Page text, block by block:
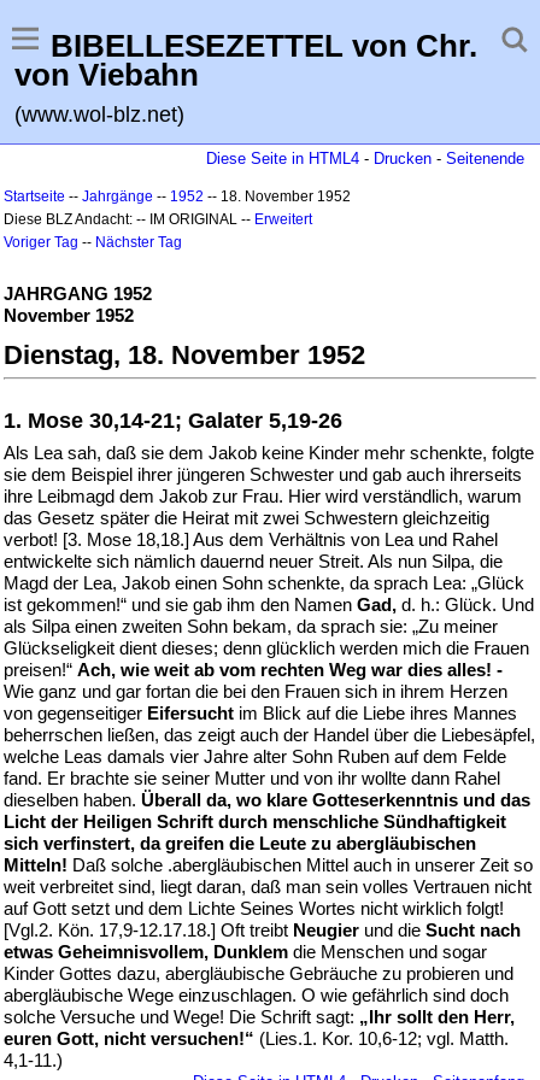
BIBELLESEZETTEL von Chr.
von Viebahn
(www.wol-blz.net)
Diese Seite in HTML4 - Drucken - Seitenende
Startseite -- Jahrgänge -- 1952 -- 18. November 1952
Diese BLZ Andacht: -- IM ORIGINAL -- Erweitert
Voriger Tag -- Nächster Tag
JAHRGANG 1952
November 1952
Dienstag, 18. November 1952
1. Mose 30,14-21; Galater 5,19-26
Als Lea sah, daß sie dem Jakob keine Kinder mehr schenkte, folgte
sie dem Beispiel ihrer jüngeren Schwester und gab auch ihrerseits
ihre Leibmagd dem Jakob zur Frau. Hier wird verständlich, warum
das Gesetz später die Heirat mit zwei Schwestern gleichzeitig
verbot! [3. Mose 18,18.] Aus dem Verhältnis von Lea und Rahel
entwickelte sich nämlich dauernd neuer Streit. Als nun Silpa, die
Magd der Lea, Jakob einen Sohn schenkte, da sprach Lea: „Glück
ist gekommen!“ und sie gab ihm den Namen Gad, d. h.: Glück. Und
als Silpa einen zweiten Sohn bekam, da sprach sie: „Zu meiner
Glückseligkeit dient dieses; denn glücklich werden mich die Frauen
preisen!“ Ach, wie weit ab vom rechten Weg war dies alles! -
Wie ganz und gar fortan die bei den Frauen sich in ihrem Herzen
von gegenseitiger Eifersucht im Blick auf die Liebe ihres Mannes
beherrschen ließen, das zeigt auch der Handel über die Liebesäpfel,
welche Leas damals vier Jahre alter Sohn Ruben auf dem Felde
fand. Er brachte sie seiner Mutter und von ihr wollte dann Rahel
dieselben haben. Überall da, wo klare Gotteserkenntnis und das
Licht der Heiligen Schrift durch menschliche Sündhaftigkeit
sich verfinstert, da greifen die Leute zu abergläubischen
Mitteln! Daß solche .abergläubischen Mittel auch in unserer Zeit so
weit verbreitet sind, liegt daran, daß man sein volles Vertrauen nicht
auf Gott setzt und dem Lichte Seines Wortes nicht wirklich folgt!
[Vgl.2. Kön. 17,9-12.17.18.] Oft treibt Neugier und die Sucht nach
etwas Geheimnisvollem, Dunklem die Menschen und sogar
Kinder Gottes dazu, abergläubische Gebräuche zu probieren und
abergläubische Wege einzuschlagen. O wie gefährlich sind doch
solche Versuche und Wege! Die Schrift sagt: „Ihr sollt den Herr,
euren Gott, nicht versuchen!“ (Lies.1. Kor. 10,6-12; vgl. Matth.
4,1-11.)